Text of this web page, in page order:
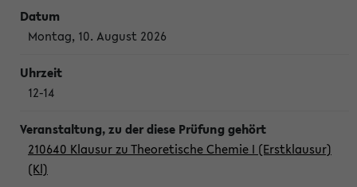
Montag, 10. August 2026
12-14
210640 Klausur zu Theoretische Chemie I (Erstklausur)
(Kl)